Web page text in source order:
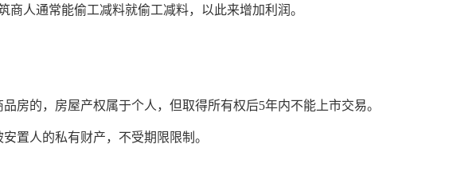
人通常能偷工减料就偷工减料，以此来增加利润。
房的，房屋产权属于个人，但取得所有权后5年内不能上市交易。
置人的私有财产，不受期限限制。